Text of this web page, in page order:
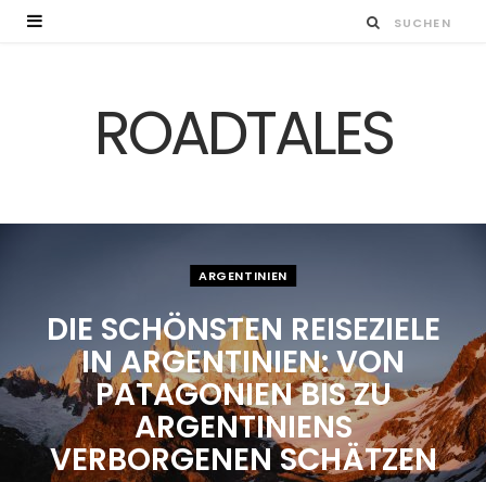
ROADTALES
ARGENTINIEN
DIE SCHÖNSTEN REISEZIELE
IN ARGENTINIEN: VON
PATAGONIEN BIS ZU
ARGENTINIENS
VERBORGENEN SCHÄTZEN